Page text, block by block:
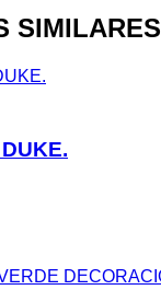
SIMILARES